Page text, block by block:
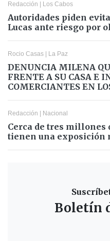
Redacción Los Cabos
Autoridades piden
Lucas ante riesgo por
Rocio Casas La Paz
DENUNCIA MILENA
FRENTE A SU CASA E
COMERCIANTES EN
Redacción Nacional
Cerca de tres millones
tienen una exposición
Boletín